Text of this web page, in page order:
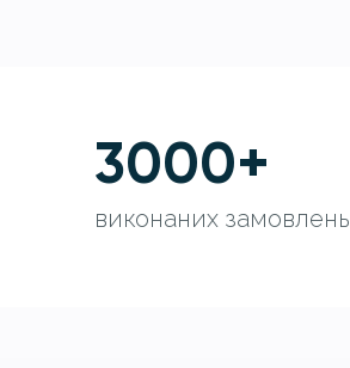
3000+
виконаних замовлень